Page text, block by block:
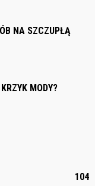
NA SZCZUPŁĄ
MODY?
104